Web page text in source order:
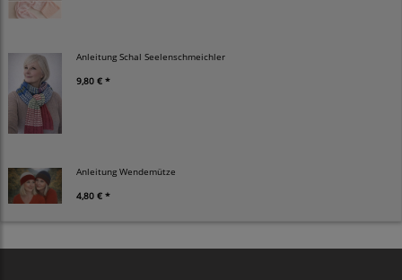
Anleitung Schal Seelenschmeichler
9,80 € *
Anleitung Wendemütze
4,80 € *